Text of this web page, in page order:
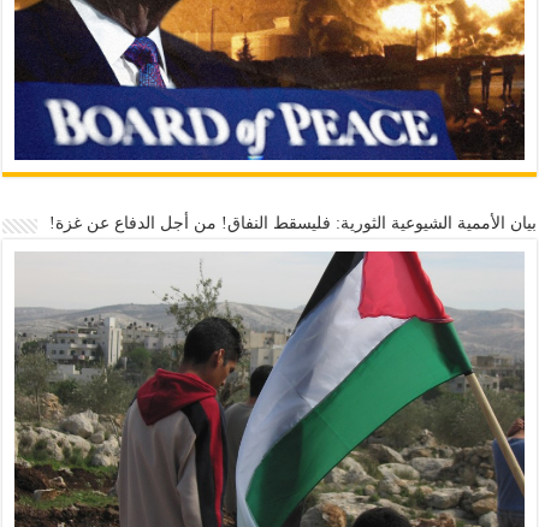
بيان الأممية الشيوعية الثورية: فليسقط النفاق! من أجل الدفاع عن غزة!